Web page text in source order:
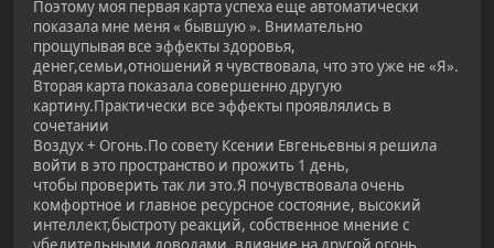
Поэтому моя первая карта успеха еще автоматически
показала мне меня « бывшую ». Внимательно
прощупывая все эффекты здоровья,
денег,семьи,отношений я чувствовала, что это уже не «Я».
Вторая карта показала совершенно другую
картину.Практически все эффекты проявлялись в
сочетании
Воздух + Огонь.По совету Ксении Евгеньевны я решила
войти в это пространство и прожить 1 день,
чтобы проверить так ли это.Я почувствовала очень
комфортное и главное ресурсное состояние, высокий
интеллект,быстроту реакций, собственное мнение с